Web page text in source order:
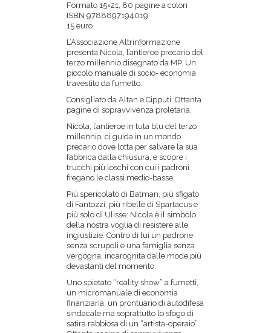
Formato 15×21, 80 pagine a colori
ISBN 9788897194019
15 euro
L’Associazione Altrinformazione
presenta Nicola, l’antieroe precario del
terzo millennio disegnato da MP. Un
piccolo manuale di socio- economia
travestito da fumetto.
Consigliato da Altan e Cipputi. Ottanta
pagine di sopravvivenza proletaria.
Nicola, l’antieroe in tuta blu del terzo
millennio, ci guida in un mondo
precario dove lotta per salvare la sua
fabbrica dalla chiusura, e scopre i
trucchi più loschi con cui i padroni
fregano le classi medio-basse.
Più spericolato di Batman, più sfigato
di Fantozzi, più ribelle di Spartacus e
più solo di Ulisse: Nicola è il simbolo
della nostra voglia di resistere alle
ingiustizie. Contro di lui un padrone
senza scrupoli e una famiglia senza
vergogna, incarognita dalle mode più
devastanti del momento.
Uno spietato “reality show” a fumetti,
un micromanuale di economia
finanziaria, un prontuario di autodifesa
sindacale ma soprattutto lo sfogo di
satira rabbiosa di un “artista-operaio”.